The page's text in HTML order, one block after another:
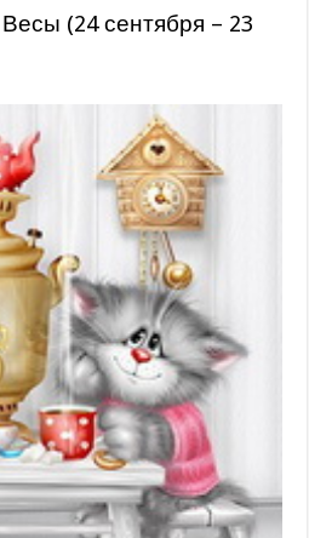
(24 сентября – 23